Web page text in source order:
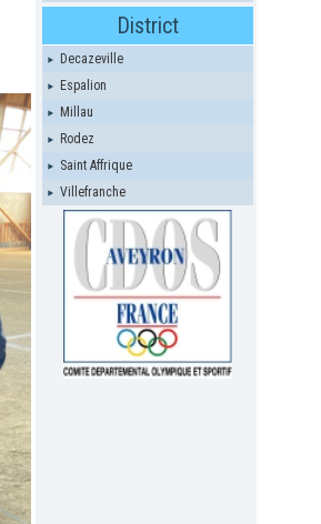
District
Decazeville
Espalion
Millau
Rodez
Saint Affrique
Villefranche